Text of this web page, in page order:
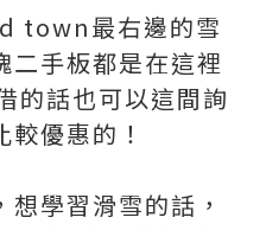
town最右邊的雪
二手板都是在這裡
的話也可以這間詢
優惠的！
學習滑雪的話，